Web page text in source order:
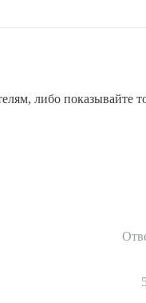
либо показывайте